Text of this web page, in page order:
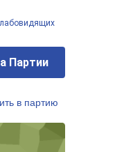
Партии
в партию